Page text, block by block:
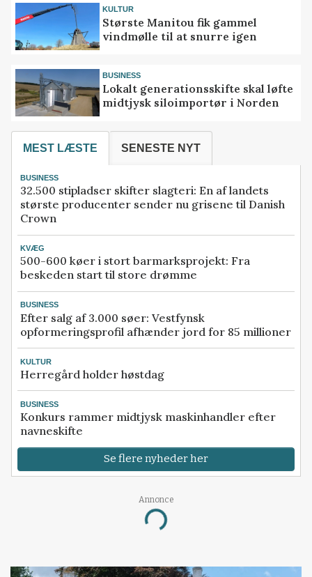
KULTUR
Største Manitou fik gammel
vindmølle til at snurre igen
BUSINESS
Lokalt generationsskifte skal løfte
midtjysk siloimportør i Norden
MEST LÆSTE SENESTE NYT
BUSINESS
32.500 stipladser skifter slagteri: En af landets
største producenter sender nu grisene til Danish
Crown
KVÆG
500-600 køer i stort barmarksprojekt: Fra
beskeden start til store drømme
BUSINESS
Efter salg af 3.000 søer: Vestfynsk
opformeringsprofil afhænder jord for 85 millioner
KULTUR
Herregård holder høstdag
BUSINESS
Konkurs rammer midtjysk maskinhandler efter
navneskifte
Se flere nyheder her
Annonce
Loading...